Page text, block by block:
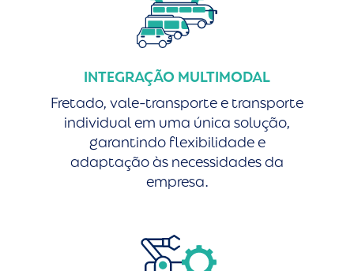
INTEGRAÇÃO MULTIMODAL
Fretado, vale-transporte e transporte
individual em uma única solução,
garantindo flexibilidade e
adaptação às necessidades da
empresa.